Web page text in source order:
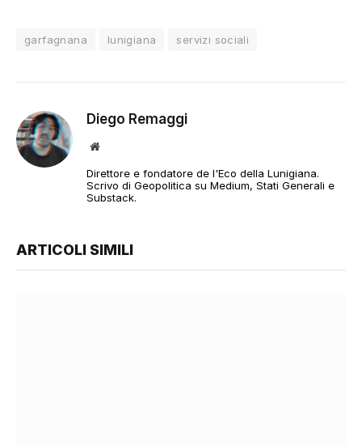
garfagnana lunigiana servizi sociali
Diego Remaggi
Sito
Direttore e fondatore de l'Eco della Lunigiana.
Scrivo di Geopolitica su Medium, Stati Generali e
Substack.
ARTICOLI SIMILI